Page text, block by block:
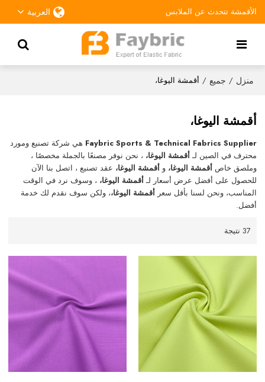
الأقمشة تتحدث عن الملابس العربية
منزل / جميع / أقمشة اليوغا،
أقمشة اليوغا،
Faybric Sports & Technical Fabrics Supplier هي شركة تصنيع ومورد
محترف في الصين لـأقمشة اليوغا، ، نحن نوفر مصنعًا بالجملة مخصصًا ،
وملصق خاصأقمشة اليوغا، وأقمشة اليوغا، عقد تصنيع ، اتصل بنا الآن
للحصول على أفضل عرض أسعار لـأقمشة اليوغا، ، وسوف نرد في الوقت
المناسب، ونحن لسنا بأقل سعرأقمشة اليوغا،، ولكن سوف نقدم لك خدمة
أفضل.
37 نتيجة